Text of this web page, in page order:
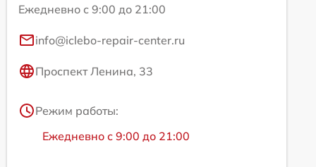
Ежедневно с 9:00 до 21:00
info@iclebo-repair-center.ru
Проспект Ленина, 33
Режим работы:
Ежедневно с 9:00 до 21:00